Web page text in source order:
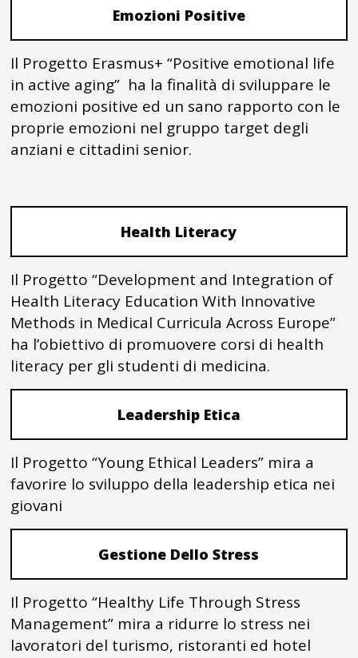
Emozioni Positive
Il Progetto Erasmus+ “Positive emotional life
in active aging” ha la finalità di sviluppare le
emozioni positive ed un sano rapporto con le
proprie emozioni nel gruppo target degli
anziani e cittadini senior.
Health Literacy
Il Progetto “Development and Integration of
Health Literacy Education With Innovative
Methods in Medical Curricula Across Europe”
ha l’obiettivo di promuovere corsi di health
literacy per gli studenti di medicina.
Leadership Etica
Il Progetto “Young Ethical Leaders” mira a
favorire lo sviluppo della leadership etica nei
giovani
Gestione Dello Stress
Il Progetto “Healthy Life Through Stress
Management” mira a ridurre lo stress nei
lavoratori del turismo, ristoranti ed hotel